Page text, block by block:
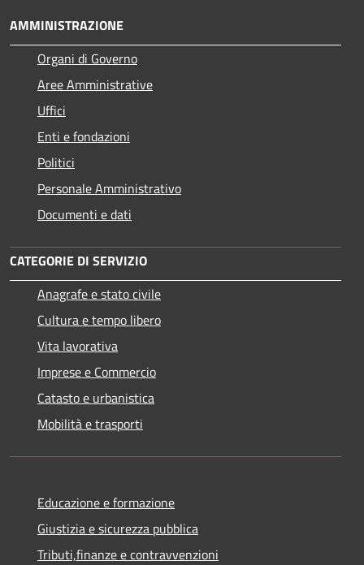
AMMINISTRAZIONE
Organi di Governo
Aree Amministrative
Uffici
Enti e fondazioni
Politici
Personale Amministrativo
Documenti e dati
CATEGORIE DI SERVIZIO
Anagrafe e stato civile
Cultura e tempo libero
Vita lavorativa
Imprese e Commercio
Catasto e urbanistica
Mobilità e trasporti
Educazione e formazione
Giustizia e sicurezza pubblica
Tributi,finanze e contravvenzioni